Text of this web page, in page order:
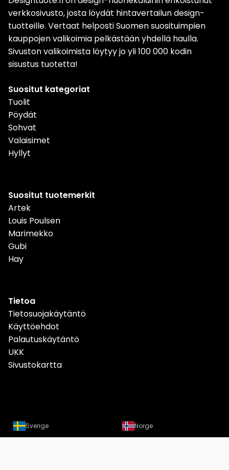
verkkosivusto, josta löydät hintavertailun design-
tuotteille. Vertaat helposti Suomen suosituimpien
kauppojen valikoimia pelkästään yhdellä haulla.
Sivuston valikoimista löytyy jo yli 100 000 kodin
sisustus tuotetta!
Suositut kategoriat
Tuolit
Pöydät
Sohvat
Valaisimet
Hyllyt
Suositut tuotemerkit
Artek
Louis Poulsen
Marimekko
Gubi
Hay
Tietoa
Tietosuojakäytäntö
Käyttöehdot
Palautuskäytäntö
UKK
Sivustokartta
Sverige Norge